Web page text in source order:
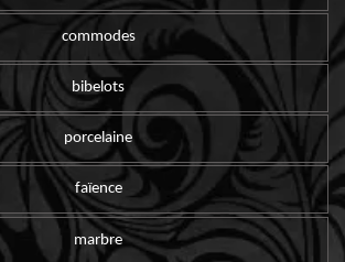
commodes
bibelots
porcelaine
faïence
marbre